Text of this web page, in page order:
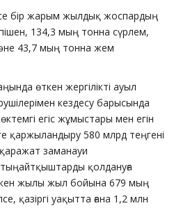
бір жарым жылдық жоспардың
134,3 мың тонна сүрлем,
43,7 мың тонна жем
өткен жергілікті ауыл
кездесу барысында
егіс жұмыстары мен егін
қаржыландыру 580 млрд теңгені
қаражат заманауи
қолдануға
жылы жыл бойына 679 мың
қазіргі уақытта ғана 1,2 млн